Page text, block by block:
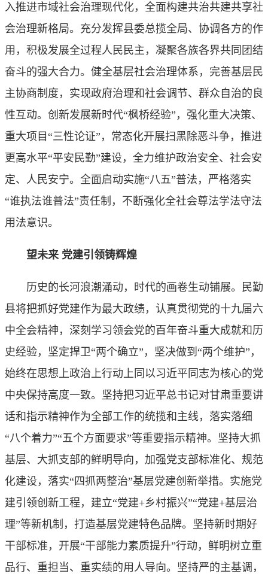
入推进市域社会治理现代化，全面构建共治共建共享社
会治理新格局。充分发挥县委总揽全局、协调各方的作
用，积极发展全过程人民民主，凝聚各族各界共同团结
奋斗的强大合力。健全基层社会治理体系，完善基层民
主协商制度，实现政府治理和社会调节、群众自治的良
性互动。创新发展新时代“枫桥经验”，强化重大决策、
重大项目“三性论证”，常态化开展扫黑除恶斗争，推进
更高水平“平安民勤”建设，全力维护政治安全、社会安
定、人民安宁。全面启动实施“八五”普法，严格落实
“谁执法谁普法”责任制，不断强化全社会尊法学法守法
用法意识。
望未来 党建引领铸辉煌
历史的长河浪潮涌动，时代的画卷生动铺展。民勤
县将把抓好党建作为最大政绩，认真贯彻党的十九届六
中全会精神，深刻学习领会党的百年奋斗重大成就和历
史经验，坚定捍卫“两个确立”，坚决做到“两个维护”，
始终在思想上政治上行动上同以习近平同志为核心的党
中央保持高度一致。坚持把习近平总书记对甘肃重要讲
话和指示精神作为全部工作的统揽和主线，落实落细
“八个着力”“五个方面要求”等重要指示精神。坚持大抓
基层、大抓支部的鲜明导向，加强党支部标准化、规范
化建设，落实“四抓两整治”基层党建创新举措。实施党
建引领创新工程，建立“党建+乡村振兴”“党建+基层治
理”等新机制，打造基层党建特色品牌。坚持新时期好
干部标准，开展“干部能力素质提升”行动，鲜明树立重
品行、重担当、重实绩的用人导向。坚持严的主基调，